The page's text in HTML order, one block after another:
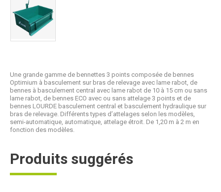
Une grande gamme de bennettes 3 points composée de bennes
Optimium à basculement sur bras de relevage avec lame rabot, de
bennes à basculement central avec lame rabot de 10 à 15 cm ou sans
lame rabot, de bennes ECO avec ou sans attelage 3 points et de
bennes LOURDE basculement central et basculement hydraulique sur
bras de relevage. Différents types d’attelages selon les modèles,
semi-automatique, automatique, attelage étroit. De 1,20 m à 2 m en
fonction des modèles.
Produits suggérés